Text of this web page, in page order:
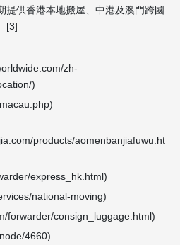
提供香港本地搬屋、中港及澳門跨國
[3]
zh-
)
products/aomenbanjiafuwu.ht
express_hk.html)
national-moving)
forwarder/consign_luggage.html)
4660)